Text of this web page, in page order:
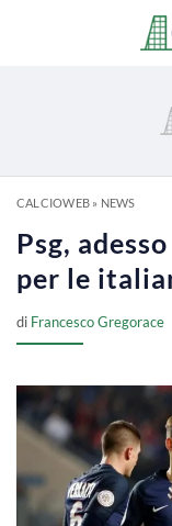
CALCIOWEB» NEWS
Psg,
per le
di Francesco Gregorace